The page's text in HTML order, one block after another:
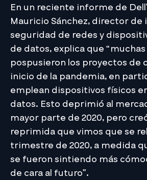
En un reciente informe de
Mauricio Sánchez, director
seguridad de redes y
de datos, explica que
pospusieron los proyectos de
inicio de la pandemia, en
emplean dispositivos físicos
datos. Esto deprimió al
mayor parte de 2020, pero
reprimida que vimos que se
trimestre de 2020, a medida
se fueron sintiendo más
de cara al futuro”.